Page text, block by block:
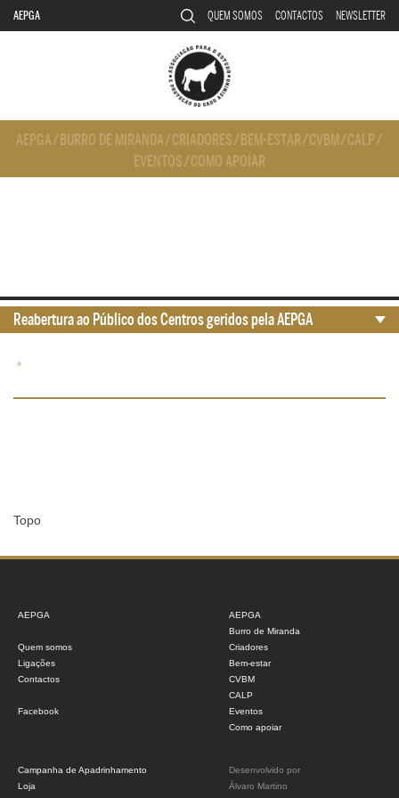
AEPGA QUEM SOMOS CONTACTOS NEWSLETTER
AEPGA/ BURRO DE MIRANDA/CRIADORES/ BEM-ESTAR/CVBM/CALP/
EVENTOS/COMO APOIAR
•
Topo
Reabertura ao Público dos Centros geridos pela AEPGA
AEPGA
Quem somos
Ligações
Contactos
Facebook
AEPGA
Burro de Miranda
Criadores
Bem-estar
CVBM
CALP
Eventos
Como apoiar
Campanha de Apadrinhamento
Loja
Desenvolvido por
Álvaro Martino